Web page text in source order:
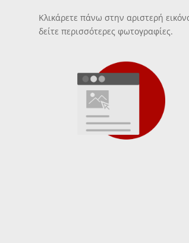
Κλικάρετε πάνω στην αριστερή
δείτε περισσότερες φωτογραφίες.